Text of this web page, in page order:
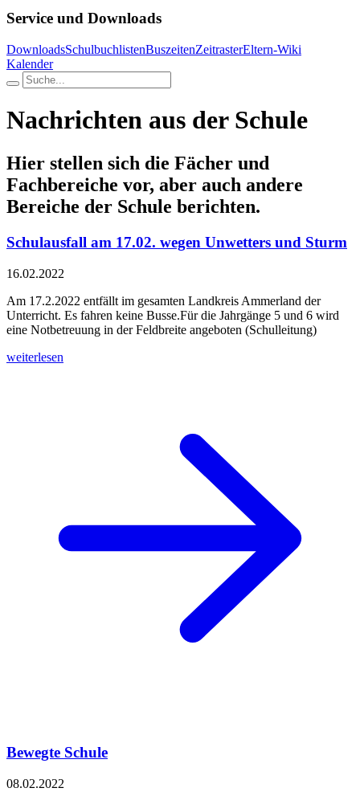
Service und Downloads
DownloadsSchulbuchlistenBuszeitenZeitrasterEltern-Wiki
Kalender
Nachrichten aus der Schule
Hier stellen sich die Fächer und
Fachbereiche vor, aber auch andere
Bereiche der Schule berichten.
Schulausfall am 17.02. wegen Unwetters und Sturm
16.02.2022
Am 17.2.2022 entfällt im gesamten Landkreis Ammerland der
Unterricht. Es fahren keine Busse.Für die Jahrgänge 5 und 6 wird
eine Notbetreuung in der Feldbreite angeboten (Schulleitung)
weiterlesen
Bewegte Schule
08.02.2022